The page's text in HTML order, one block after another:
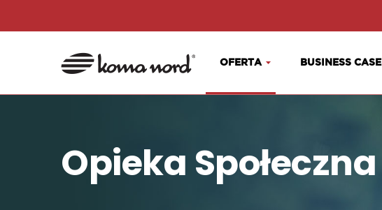
OFERTA BUSINESS CASE
Opieka Społeczna